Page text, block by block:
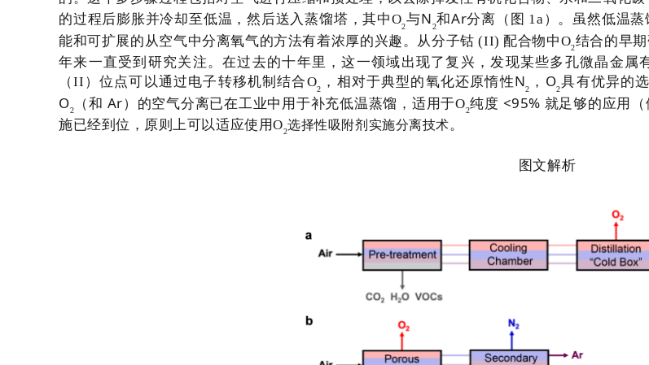
的过程后膨胀并冷却至低温，然后送入蒸馏塔，其中O2与N2和Ar分离（图 1a）。虽然低温
能和可扩展的从空气中分离氧气的方法有着浓厚的兴趣。从分子钴(II)配合物中O2结合的早
年来一直受到研究关注。在过去的十年里，这一领域出现了复兴，发现某些多孔微晶金属
（II ）位点可以通过电子转移机制结合O2 ，相对于典型的氧化还原惰性N2 ， O2具有优异的
O2 （和 Ar）的空气分离已在工业中用于补充低温蒸馏，适用于O2纯度 <95% 就足够的应用
施已经到位，原则上可以适应使用O2选择性吸附剂实施分离技术。
图文解析